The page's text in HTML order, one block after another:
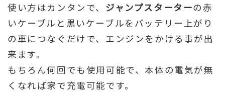
使い方はカンタンで、 ジャンプスターターの赤
いケーブルと黒いケーブルをバッテリー上がり
の車につなぐだけで、エンジンをかける事が出
来ます。
もちろん何回でも使用可能で、本体の電気が無
くなれば家で充電可能です。